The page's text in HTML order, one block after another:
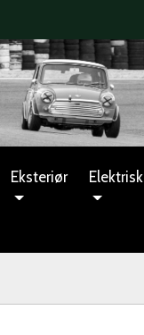
Eksteriør Elektrisk